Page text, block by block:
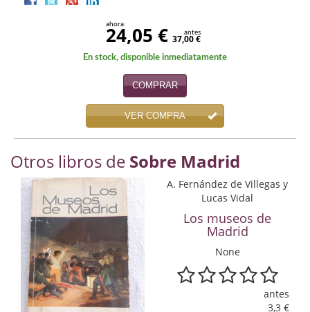
Divulgación científica
Economía
Enciclopedias
Ensayo
Ensayo literario
ahora:
24,05 € antes
37,00 €
En stock, disponible inmediatamente
COMPRAR
VER COMPRA
Otros libros de Sobre Madrid
A. Fernández de Villegas y
Lucas Vidal
Los museos de
Madrid
None
antes
3,3 €